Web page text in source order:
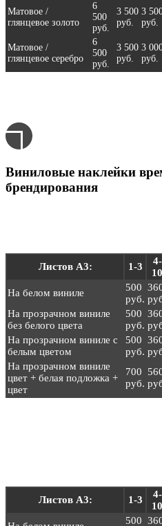
Матовое /
глянцевое золото
6
500
руб.
3 500
руб.
3
руб.
Матовое /
глянцевое серебро
6
500
руб.
3 500
руб.
3
руб.
Виниловые наклейки
брендирования
Листов А3: 1-3
4-
10
На белом виниле
500
руб.
На прозрачном виниле
без белого цвета
500
руб.
На прозрачном виниле с
белым цветом
500
руб.
На прозрачном виниле
цвет + белая подложка +
цвет
700
руб.
Листов А3: 1-3
4-
10
500